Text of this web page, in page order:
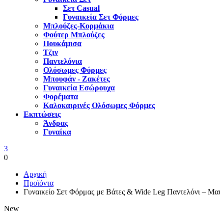
Σετ Casual
Γυναικεία Σετ Φόρμες
Μπλούζες-Κορμάκια
Φούτερ Μπλούζες
Πουκάμισα
Τζιν
Παντελόνια
Ολόσωμες Φόρμες
Μπουφάν - Ζακέτες
Γυναικεία Εσώρουχα
Φορέματα
Καλοκαιρινές Ολόσωμες Φόρμες
Εκπτώσεις
Άνδρας
Γυναίκα
3
0
Αρχική
Προϊόντα
Γυναικείο Σετ Φόρμας με Βάτες & Wide Leg Παντελόνι –
New